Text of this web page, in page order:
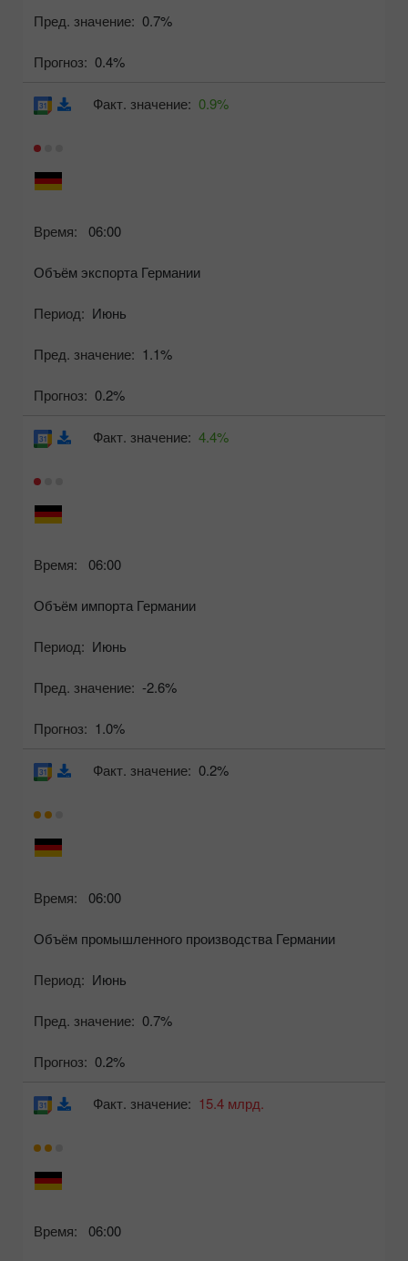
Пред. значение: 0.7%
Прогноз: 0.4%
Время: 06:00
Объём экспорта Германии
Период: Июнь
Пред. значение: 1.1%
Прогноз: 0.2%
Факт. значение: 0.9%
Время: 06:00
Объём импорта Германии
Период: Июнь
Пред. значение: -2.6%
Прогноз: 1.0%
Факт. значение: 4.4%
Время: 06:00
Объём промышленного производства Германии
Период: Июнь
Пред. значение: 0.7%
Прогноз: 0.2%
Факт. значение: 0.2%
Время: 06:00
Факт. значение: 15.4 млрд.